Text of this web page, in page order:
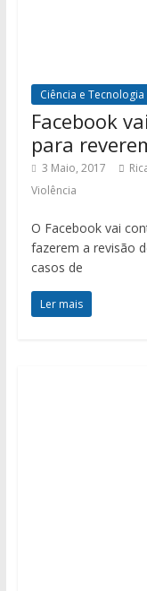
Ciência e Tecnologia
Facebook
para
3 Maio, 2017
Violência
O Facebook vai
fazerem a revisão
casos de
Ler mais